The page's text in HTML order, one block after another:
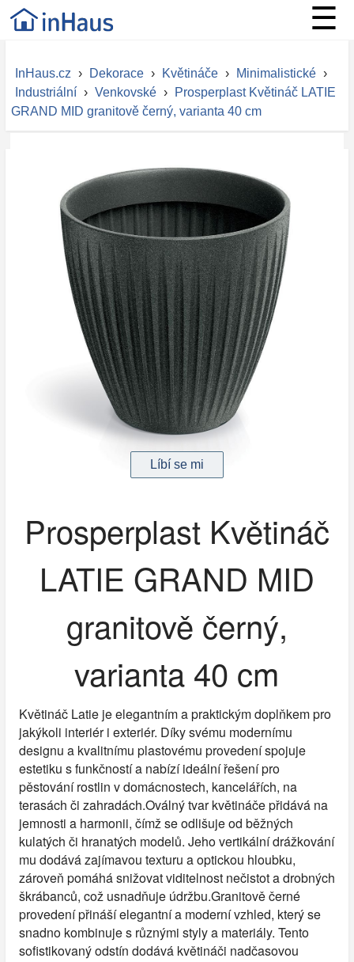
☰
InHaus.cz › Dekorace › Květináče › Minimalistické ›
Industriální › Venkovské ›
Prosperplast Květináč LATIE
GRAND MID granitově černý, varianta 40 cm
Prosperplast Květináč
LATIE GRAND MID
granitově černý,
varianta 40 cm
Květináč Latie je elegantním a praktickým doplňkem pro
jakýkoli interiér i exteriér. Díky svému modernímu
designu a kvalitnímu plastovému provedení spojuje
estetiku s funkčností a nabízí ideální řešení pro
pěstování rostlin v domácnostech, kancelářích, na
terasách či zahradách.Oválný tvar květináče přidává na
jemnosti a harmonii, čímž se odlišuje od běžných
kulatých či hranatých modelů. Jeho vertikální drážkování
mu dodává zajímavou texturu a optickou hloubku,
zároveň pomáhá snižovat viditelnost nečistot a drobných
škrábanců, což usnadňuje údržbu.Granitově černé
provedení přináší elegantní a moderní vzhled, který se
snadno kombinuje s různými styly a materiály. Tento
sofistikovaný odstín dodává květináči nadčasovou